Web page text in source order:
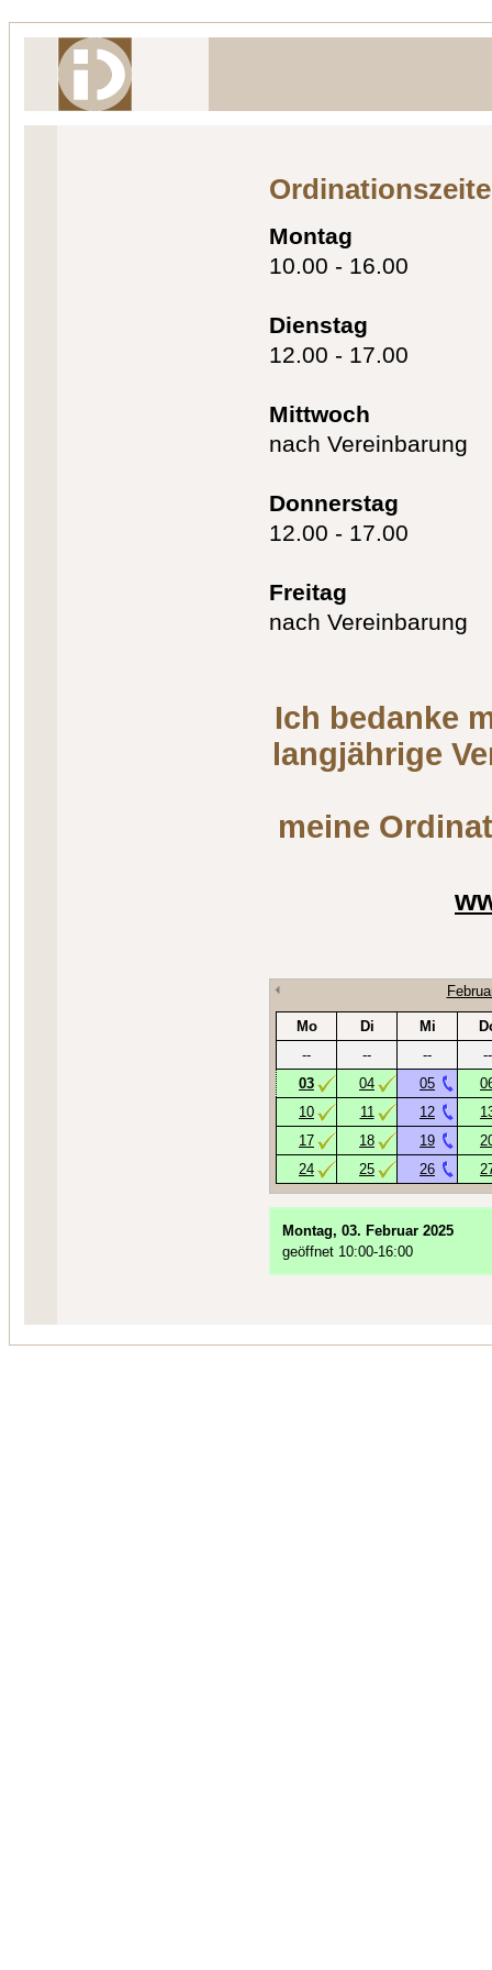
Montag
10.00 - 16.00
Dienstag
12.00 - 17.00
Mittwoch
nach Vereinbarung
Donnerstag
12.00 - 17.00
Freitag
nach Vereinbarung
Ich bedanke
langjährige
meine
Mo Di Mi
--
-- --
--
03
04 05
10
11 12
17
18 19
24
25 26
Montag, 03. Februar 2025
geöffnet 10:00-16:00